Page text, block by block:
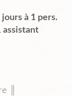
à 1 pers.
assistant
║